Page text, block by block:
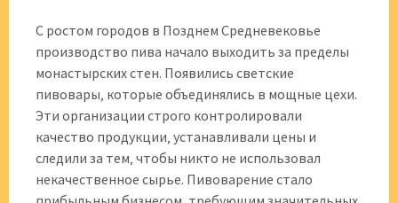
С ростом городов в Позднем Средневековье
производство пива начало выходить за пределы
монастырских стен. Появились светские
пивовары‚ которые объединялись в мощные цехи.
Эти организации строго контролировали
качество продукции‚ устанавливали цены и
следили за тем‚ чтобы никто не использовал
некачественное сырье. Пивоварение стало